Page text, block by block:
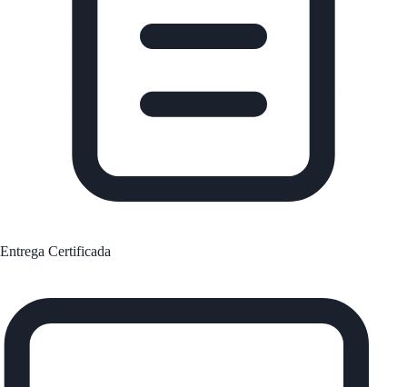
Entrega Certificada